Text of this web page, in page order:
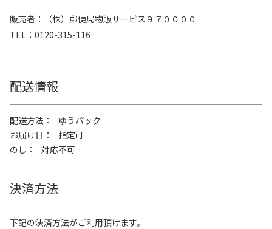
販売者
（株）郵便局物販サービス９７００００
TEL
0120-315-116
配送情報
配送方法
ゆうパック
お届け日
指定可
のし
対応不可
決済方法
下記の決済方法がご利用頂けます。